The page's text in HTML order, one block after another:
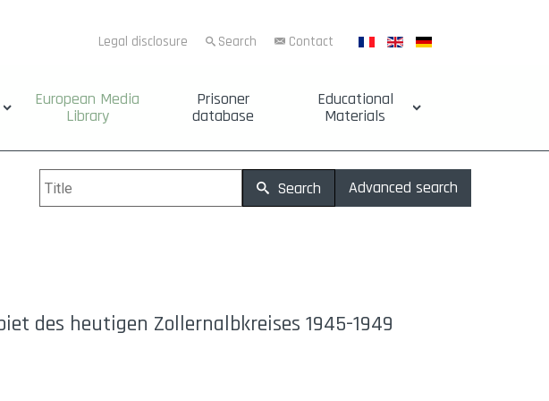
Legal disclosure Search Contact
European Media
Library
Prisoner
database
Educational
Materials
Search Advanced search
des heutigen Zollernalbkreises 1945-1949